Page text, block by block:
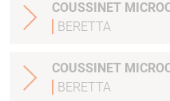
COUSSINET
BERETTA
COUSSINET
BERETTA